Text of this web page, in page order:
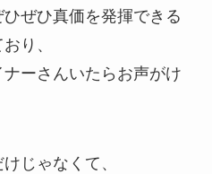
ぜひ真価を発揮できる
り、
ーさんいたらお声がけ
じゃなくて、